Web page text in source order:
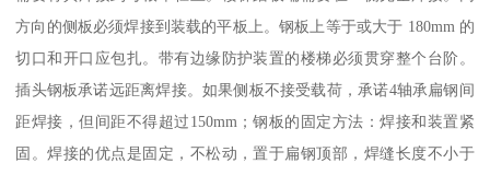
方向的侧板必须焊接到装载的平板上。钢板上等于或大于 180mm 的
切口和开口应包扎。带有边缘防护装置的楼梯必须贯穿整个台阶。
插头钢板承诺远距离焊接。如果侧板不接受载荷，承诺4轴承扁钢间
距焊接，但间距不得超过150mm；钢板的固定方法：焊接和装置紧
固。焊接的优点是固定，不松动，置于扁钢顶部，焊缝长度不小于